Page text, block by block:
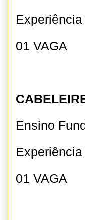
01 VAGA
Ensino
01 VAGA